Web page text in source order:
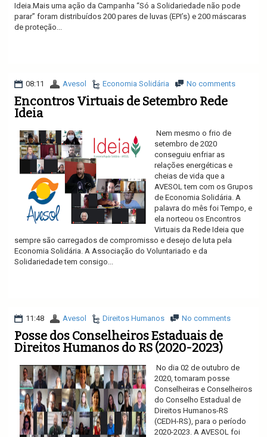
Ideia.Mais uma ação da Campanha “Só a Solidariedade não pode
parar” foram distribuídos 200 pares de luvas (EPI’s) e 200 máscaras
de proteção...
08:11 Avesol Economia Solidária No comments
Encontros Virtuais de Setembro Rede
Ideia
Nem mesmo o frio de
setembro de 2020
conseguiu enfriar as
relações energéticas e
cheias de vida que a
AVESOL tem com os Grupos
de Economia Solidária. A
palavra do mês foi Tempo, e
ela norteou os Encontros
Virtuais da Rede Ideia que
sempre são carregados de compromisso e desejo de luta pela
Economia Solidária. A Associação do Voluntariado e da
Solidariedade tem consigo...
11:48 Avesol Direitos Humanos No comments
Posse dos Conselheiros Estaduais de
Direitos Humanos do RS (2020-2023)
No dia 02 de outubro de
2020, tomaram posse
Conselheiras e Conselheiros
do Conselho Estadual de
Direitos Humanos-RS
(CEDH-RS), para o período
2020-2023. A AVESOL foi